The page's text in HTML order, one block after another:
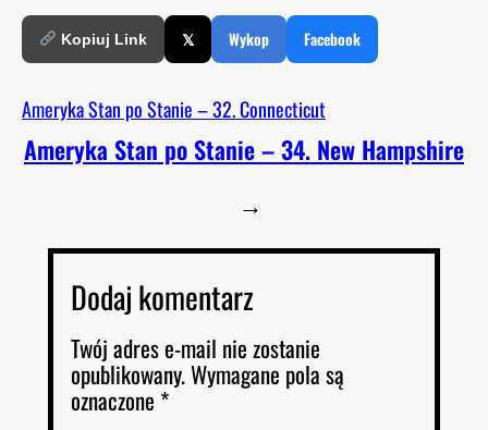
Kopiuj Link 𝕏 Wykop Facebook
Ameryka Stan po Stanie – 32. Connecticut
Ameryka Stan po Stanie – 34. New Hampshire
→
Dodaj komentarz
Twój adres e-mail nie zostanie
opublikowany.Wymagane pola są
oznaczone *